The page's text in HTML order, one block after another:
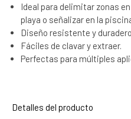
Ideal para delimitar zonas
playa o señalizar en la
Diseño resistente y
Fáciles de clavar y extraer.
Perfectas para múltiples
Detalles del producto